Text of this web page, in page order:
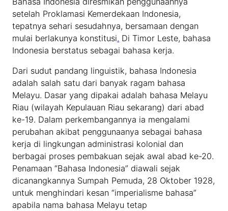
setelah Proklamasi Kemerdekaan Indonesia,
tepatnya sehari sesudahnya, bersamaan dengan
mulai berlakunya konstitusi. Di Timor Leste, bahasa
Indonesia berstatus sebagai bahasa kerja.
Dari sudut pandang linguistik, bahasa Indonesia
adalah salah satu dari banyak ragam bahasa
Melayu. Dasar yang dipakai adalah bahasa Melayu
Riau (wilayah Kepulauan Riau sekarang) dari abad
ke-19. Dalam perkembangannya ia mengalami
perubahan akibat penggunaanya sebagai bahasa
kerja di lingkungan administrasi kolonial dan
berbagai proses pembakuan sejak awal abad ke-20.
Penamaan “Bahasa Indonesia” diawali sejak
dicanangkannya Sumpah Pemuda, 28 Oktober 1928,
untuk menghindari kesan “imperialisme bahasa”
apabila nama bahasa Melayu tetap